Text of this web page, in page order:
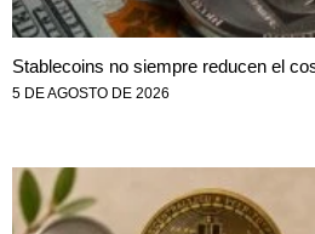
Stablecoins no siempre reducen el
5 DE AGOSTO DE 2026